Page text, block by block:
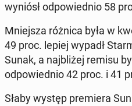
wyniósł od­po­wied­nio 58
Mniej­sza różnica była w
49 proc. lepiej wypadł
Sunak, a naj­bli­żej remisu
od­po­wied­nio 42 proc. i 41
Słaby występ pre­mie­ra